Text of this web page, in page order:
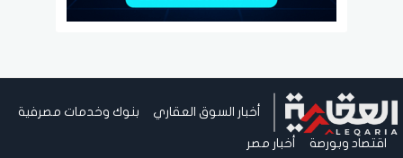
أخبار السوق العقاري بنوك وخدمات مصرفية
اقتصاد وبورصة أخبار مصر